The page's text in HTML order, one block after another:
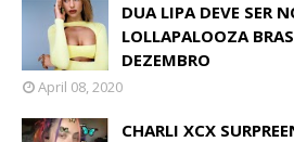
DUA LIPA DEVE SER
LOLLAPALOOZA
DEZEMBRO
April 08, 2020
CHARLI XCX